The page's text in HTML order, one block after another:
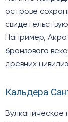
острове
Например,
бронзового
древних
Кальдера